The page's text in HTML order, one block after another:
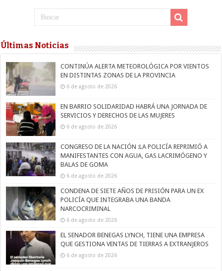
Últimas Noticias
CONTINÚA ALERTA METEOROLÓGICA POR VIENTOS
EN DISTINTAS ZONAS DE LA PROVINCIA
6 de agosto de 2026
EN BARRIO SOLIDARIDAD HABRÁ UNA JORNADA DE
SERVICIOS Y DERECHOS DE LAS MUJERES
6 de agosto de 2026
CONGRESO DE LA NACIÓN :LA POLICÍA REPRIMIÓ A
MANIFESTANTES CON AGUA, GAS LACRIMÓGENO Y
BALAS DE GOMA
6 de agosto de 2026
CONDENA DE SIETE AÑOS DE PRISIÓN PARA UN EX
POLICÍA QUE INTEGRABA UNA BANDA
NARCOCRIMINAL
6 de agosto de 2026
EL SENADOR BENEGAS LYNCH, TIENE UNA EMPRESA
QUE GESTIONA VENTAS DE TIERRAS A EXTRANJEROS
6 de agosto de 2026